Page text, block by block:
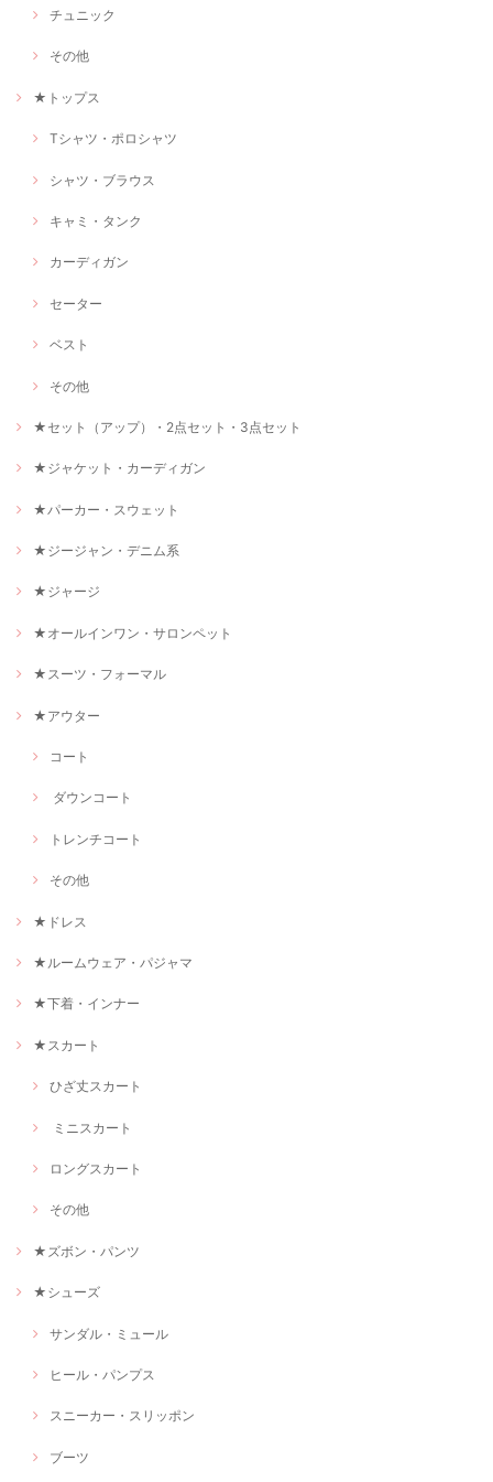
チュニック
その他
★トップス
Tシャツ・ポロシャツ
シャツ・ブラウス
キャミ・タンク
カーディガン
セーター
ベスト
その他
★セット（アップ）・2点セット・3点セット
★ジャケット・カーディガン
★パーカー・スウェット
★ジージャン・デニム系
★ジャージ
★オールインワン・サロンペット
★スーツ・フォーマル
★アウター
コート
ダウンコート
トレンチコート
その他
★ドレス
★ルームウェア・パジャマ
★下着・インナー
★スカート
ひざ丈スカート
ミニスカート
ロングスカート
その他
★ズボン・パンツ
★シューズ
サンダル・ミュール
ヒール・パンプス
スニーカー・スリッポン
ブーツ